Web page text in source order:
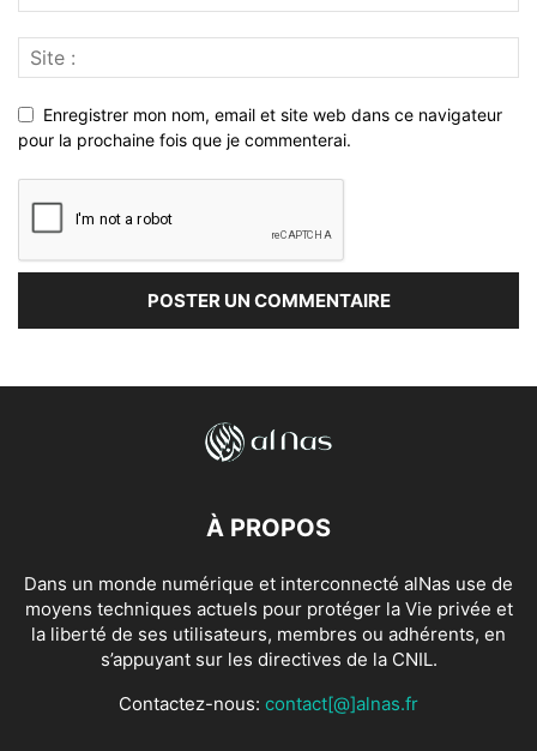
Enregistrer mon nom, email et site web dans ce navigateur
pour la prochaine fois que je commenterai.
À PROPOS
Dans un monde numérique et interconnecté alNas use de
moyens techniques actuels pour protéger la Vie privée et
la liberté de ses utilisateurs, membres ou adhérents, en
s’appuyant sur les directives de la CNIL.
Contactez-nous: contact[@]alnas.fr